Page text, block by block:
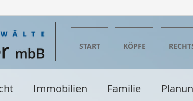
START KÖPFE
Immobilien Familie